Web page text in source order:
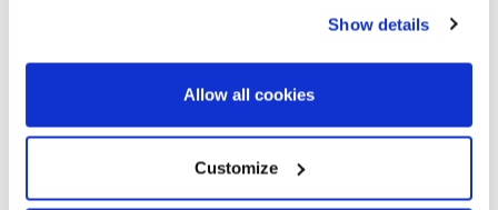
Show details
Allow all cookies
Customize
Exklusivität in Pedralbes: Villa mit
Pool, Spa und fortschrittlichem
1.221,8 m² 2.029 m²